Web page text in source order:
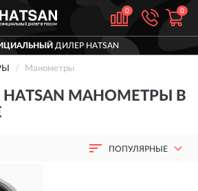
0 0
ДИЛЕР HATSAN
Манометры
МАНОМЕТРЫ В
ПОПУЛЯРНЫЕ